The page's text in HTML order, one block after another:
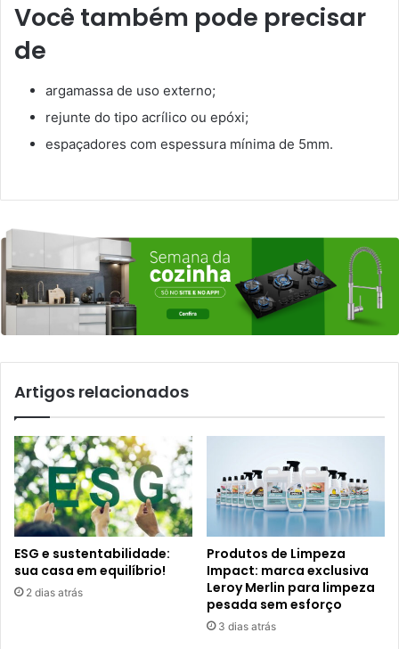
Você também pode precisar
de
argamassa de uso externo;
rejunte do tipo acrílico ou epóxi;
espaçadores com espessura mínima de 5mm.
Artigos relacionados
ESG e sustentabilidade:
sua casa em equilíbrio!
2 dias atrás
Produtos de Limpeza
Impact: marca exclusiva
Leroy Merlin para limpeza
pesada sem esforço
3 dias atrás